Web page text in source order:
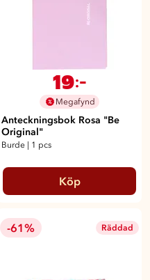
19:-
Megafynd
Anteckningsbok Rosa "Be
Original"
Burde | 1 pcs
Köp
-61% Räddad